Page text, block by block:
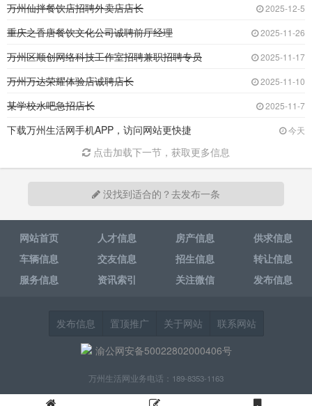
万州仙拌餐饮店招聘外卖店店长 2025-12-5
重庆之香唐餐饮文化公司诚聘前厅经理 2025-11-26
万州区顺创网络科技工作室招聘兼职招聘专员 2025-11-17
万州万达荣耀体验店诚聘店长 2025-11-10
某学校水吧急招店长 2025-11-7
下载万州生活网手机APP，访问网站更快捷 今天
点击加载下一节，获取更多信息
没找到适合的？去发布一条
网站首页 人才信息 房产信息
供求信息
车辆信息
交友信息 招生信息
转让信息
服务信息
资讯索引 关注微信 发布信息
发布信息 置顶推广 关于网站
联系网站
渝公网安备50022802000406号
万州生活网业务电话：189-8353-1163